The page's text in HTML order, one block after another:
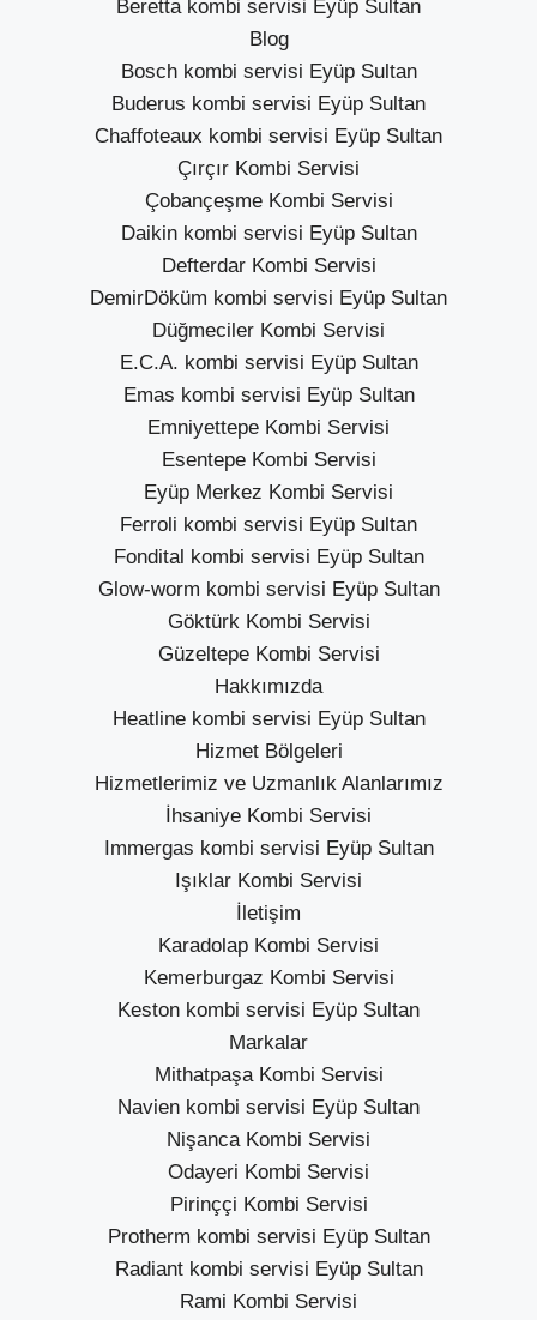
Beretta kombi servisi Eyüp Sultan
Blog
Bosch kombi servisi Eyüp Sultan
Buderus kombi servisi Eyüp Sultan
Chaffoteaux kombi servisi Eyüp Sultan
Çırçır Kombi Servisi
Çobançeşme Kombi Servisi
Daikin kombi servisi Eyüp Sultan
Defterdar Kombi Servisi
DemirDöküm kombi servisi Eyüp Sultan
Düğmeciler Kombi Servisi
E.C.A. kombi servisi Eyüp Sultan
Emas kombi servisi Eyüp Sultan
Emniyettepe Kombi Servisi
Esentepe Kombi Servisi
Eyüp Merkez Kombi Servisi
Ferroli kombi servisi Eyüp Sultan
Fondital kombi servisi Eyüp Sultan
Glow-worm kombi servisi Eyüp Sultan
Göktürk Kombi Servisi
Güzeltepe Kombi Servisi
Hakkımızda
Heatline kombi servisi Eyüp Sultan
Hizmet Bölgeleri
Hizmetlerimiz ve Uzmanlık Alanlarımız
İhsaniye Kombi Servisi
Immergas kombi servisi Eyüp Sultan
Işıklar Kombi Servisi
İletişim
Karadolap Kombi Servisi
Kemerburgaz Kombi Servisi
Keston kombi servisi Eyüp Sultan
Markalar
Mithatpaşa Kombi Servisi
Navien kombi servisi Eyüp Sultan
Nişanca Kombi Servisi
Odayeri Kombi Servisi
Pirinççi Kombi Servisi
Protherm kombi servisi Eyüp Sultan
Radiant kombi servisi Eyüp Sultan
Rami Kombi Servisi